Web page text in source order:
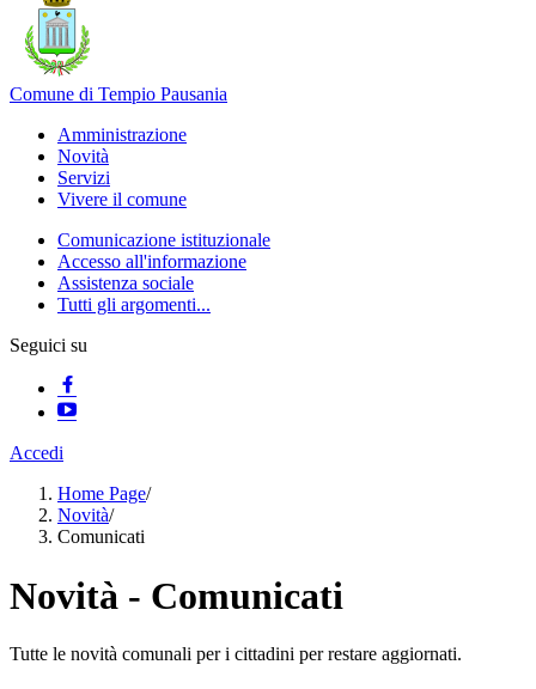
Comune di Tempio Pausania
Amministrazione
Novità
Servizi
Vivere il comune
Comunicazione istituzionale
Accesso all'informazione
Assistenza sociale
Tutti gli argomenti...
Seguici su
Accedi
Home Page/
Novità/
Comunicati
Novità - Comunicati
Tutte le novità comunali per i cittadini per restare aggiornati.